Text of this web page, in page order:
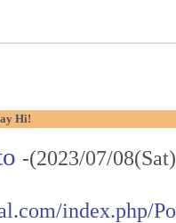
Hi!
-(2023/07/
index.php/